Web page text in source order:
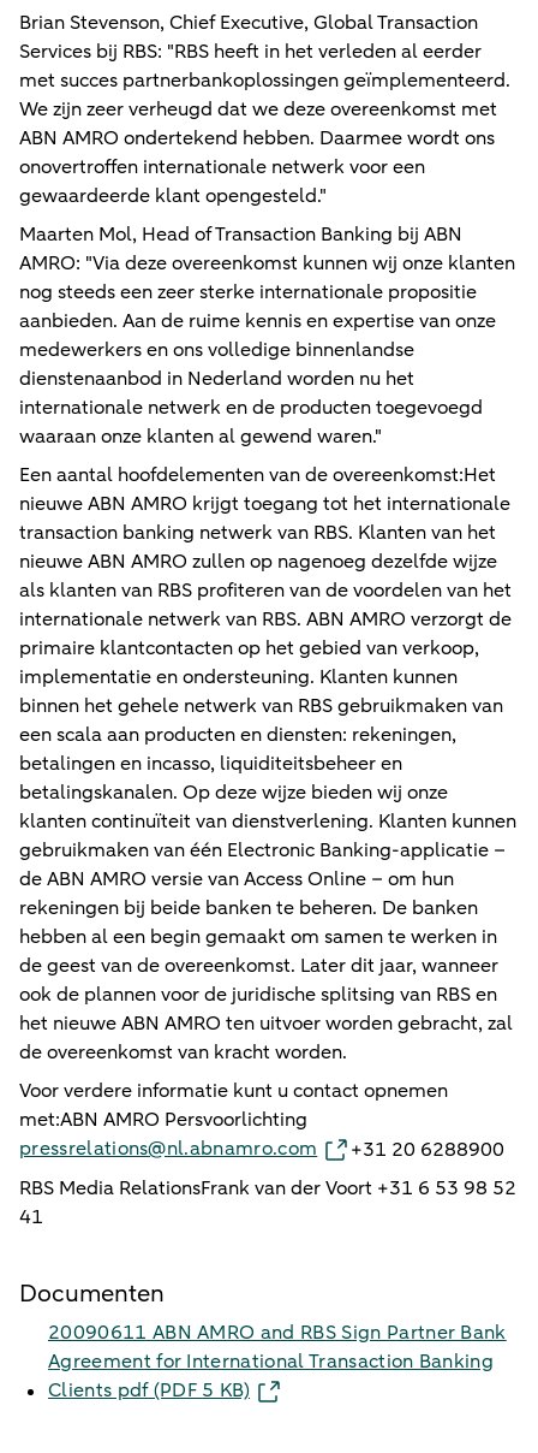
Brian Stevenson, Chief Executive, Global Transaction
Services bij RBS: "RBS heeft in het verleden al eerder
met succes partnerbankoplossingen geïmplementeerd.
We zijn zeer verheugd dat we deze overeenkomst met
ABN AMRO ondertekend hebben. Daarmee wordt ons
onovertroffen internationale netwerk voor een
gewaardeerde klant opengesteld."
Maarten Mol, Head of Transaction Banking bij ABN
AMRO: "Via deze overeenkomst kunnen wij onze klanten
nog steeds een zeer sterke internationale propositie
aanbieden. Aan de ruime kennis en expertise van onze
medewerkers en ons volledige binnenlandse
dienstenaanbod in Nederland worden nu het
internationale netwerk en de producten toegevoegd
waaraan onze klanten al gewend waren."
Een aantal hoofdelementen van de overeenkomst:Het
nieuwe ABN AMRO krijgt toegang tot het internationale
transaction banking netwerk van RBS. Klanten van het
nieuwe ABN AMRO zullen op nagenoeg dezelfde wijze
als klanten van RBS profiteren van de voordelen van het
internationale netwerk van RBS. ABN AMRO verzorgt de
primaire klantcontacten op het gebied van verkoop,
implementatie en ondersteuning. Klanten kunnen
binnen het gehele netwerk van RBS gebruikmaken van
een scala aan producten en diensten: rekeningen,
betalingen en incasso, liquiditeitsbeheer en
betalingskanalen. Op deze wijze bieden wij onze
klanten continuïteit van dienstverlening. Klanten kunnen
gebruikmaken van één Electronic Banking-applicatie –
de ABN AMRO versie van Access Online – om hun
rekeningen bij beide banken te beheren. De banken
hebben al een begin gemaakt om samen te werken in
de geest van de overeenkomst. Later dit jaar, wanneer
ook de plannen voor de juridische splitsing van RBS en
het nieuwe ABN AMRO ten uitvoer worden gebracht, zal
de overeenkomst van kracht worden.
Voor verdere informatie kunt u contact opnemen
met:ABN AMRO Persvoorlichting
pressrelations@nl.abnamro.com
+31 20 6288900
RBS Media RelationsFrank van der Voort +31 6 53 98 52
41
Documenten
20090611 ABN AMRO and RBS Sign Partner Bank
Agreement for International Transaction Banking
Clients pdf​ (PDF 5 KB)